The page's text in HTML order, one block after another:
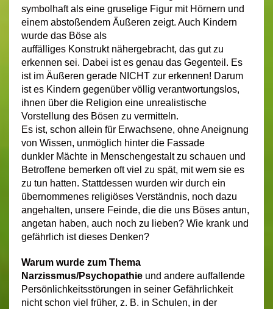
symbolhaft als eine gruselige Figur mit Hörnern und
einem abstoßendem Äußeren zeigt. Auch Kindern
wurde das Böse als
auffälliges Konstrukt nähergebracht, das gut zu
erkennen sei. Dabei ist es genau das Gegenteil. Es
ist im Äußeren gerade NICHT zur erkennen! Darum
ist es Kindern gegenüber völlig verantwortungslos,
ihnen über die Religion eine unrealistische
Vorstellung des Bösen zu vermitteln.
Es ist, schon allein für Erwachsene, ohne Aneignung
von Wissen, unmöglich hinter die Fassade
dunkler Mächte in Menschengestalt zu schauen und
Betroffene bemerken oft viel zu spät, mit wem sie es
zu tun hatten. Stattdessen wurden wir durch ein
übernommenes religiöses Verständnis, noch dazu
angehalten, unsere Feinde, die die uns Böses antun,
angetan haben, auch noch zu lieben? Wie krank und
gefährlich ist dieses Denken?
Warum wurde zum Thema
Narzissmus/Psychopathie und andere auffallende
Persönlichkeitsstörungen in seiner Gefährlichkeit
nicht schon viel früher, z. B. in Schulen, in der